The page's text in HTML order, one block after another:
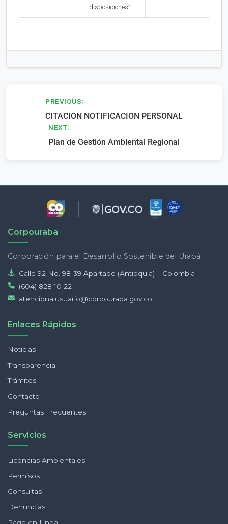
disposiciones”
Navegación
entradas
PREVIOUS:
CITACION NOTIFICACION PERSONAL
NEXT:
Plan de Gestión Ambiental Regional
Corpouraba
Corporación para el Desarrollo Sostenible del Urabá
Calle 92 No. 98-39 Apartado (Antioquia) – Colombia
(604) 828 10 22
atencionalusuario@corpouraba.gov.co
Enlaces Rápidos
Noticias
Transparencia
Trámites
Contacto
Preguntas Frecuentes
Servicios
Licencias Ambientales
Permisos
Consultas
Denuncias